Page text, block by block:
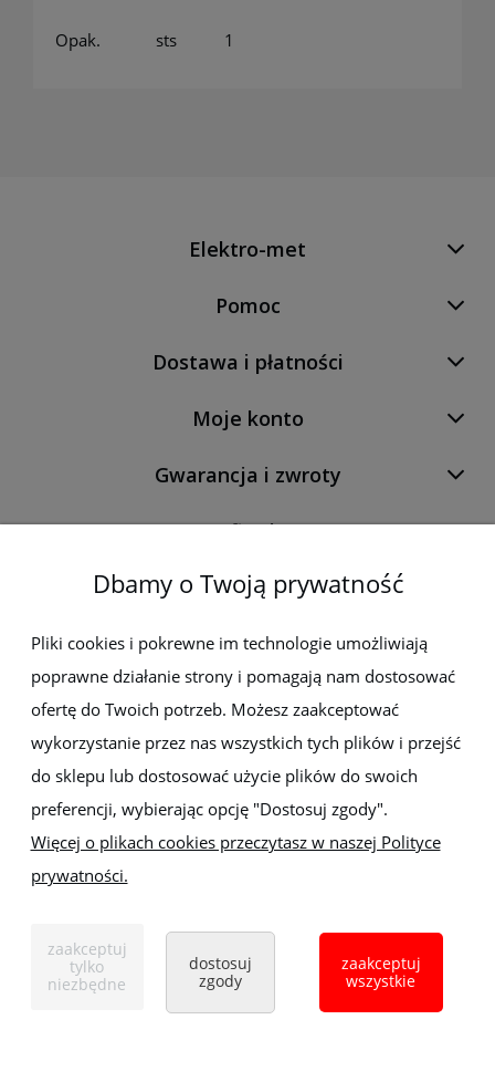
Opak. sts 1
Elektro-met
Pomoc
Dostawa i płatności
Moje konto
Gwarancja i zwroty
O firmie
Newsletter
Zapisz się do newslettera, aby być na bieżąco z nowościami i
promocjami
Handlowa 1, 35-103 Rzeszów
Tel:
+48 17 853 90 49 +48 668 191 214
Dbamy o Twoją prywatność
Pliki cookies i pokrewne im technologie umożliwiają
poprawne działanie strony i pomagają nam dostosować
ofertę do Twoich potrzeb. Możesz zaakceptować
wykorzystanie przez nas wszystkich tych plików i przejść
do sklepu lub dostosować użycie plików do swoich
preferencji, wybierając opcję "Dostosuj zgody".
Więcej o plikach cookies przeczytasz w naszej Polityce
prywatności.
zaakceptuj
tylko
niezbędne
dostosuj
zgody
zaakceptuj
wszystkie